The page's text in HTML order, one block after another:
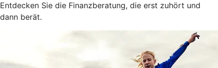
Entdecken Sie die Finanzberatung, die erst zuhört und
dann berät.